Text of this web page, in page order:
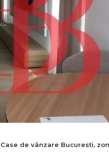
Case de vânzare Bucuresti,